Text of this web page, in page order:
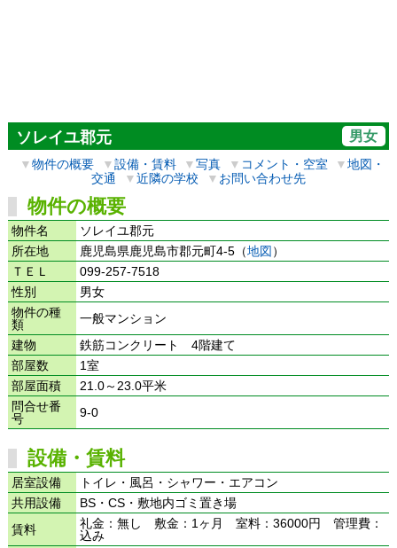
ソレイユ郡元 男女
▼物件の概要 ▼設備・賃料 ▼写真 ▼ コメント・空室 ▼地図・
交通
▼近隣の学校 ▼ お問い合わせ先
物件の概要
物件名
ソレイユ郡元
所在地
鹿児島県鹿児島市郡元町4-5（地図 ）
ＴＥＬ
099-257-7518
性別
男女
物件の種
類
一般マンション
建物
鉄筋コンクリート 4階建て
部屋数
1室
部屋面積
21.0～23.0平米
問合せ番
号
9-0
設備・賃料
居室設備
トイレ・風呂・シャワー・エアコン
共用設備
BS・CS・敷地内ゴミ置き場
賃料
礼金：無し 敷金：1ヶ月 室料：36000円 管理費：
込み